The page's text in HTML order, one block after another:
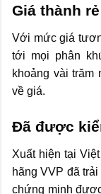
Giá thành rẻ
Với mức giá
tới mọi phân
khoảng vài trăm
về giá.
Đã được
Xuất hiện tại
hãng VVP đã
chứng minh